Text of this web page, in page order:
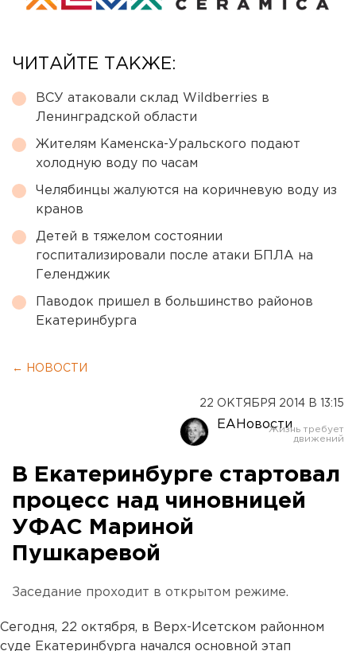
ЧИТАЙТЕ ТАКЖЕ:
ВСУ атаковали склад Wildberries в
Ленинградской области
Жителям Каменска-Уральского подают
холодную воду по часам
Челябинцы жалуются на коричневую воду из
кранов
Детей в тяжелом состоянии
госпитализировали после атаки БПЛА на
Геленджик
Паводок пришел в большинство районов
Екатеринбурга
← НОВОСТИ
22 ОКТЯБРЯ 2014 В 13:15
ЕАНовости
В Екатеринбурге стартовал
процесс над чиновницей
УФАС Мариной
Пушкаревой
Заседание проходит в открытом режиме.
Сегодня, 22 октября, в Верх-Исетском районном
суде Екатеринбурга начался основной этап